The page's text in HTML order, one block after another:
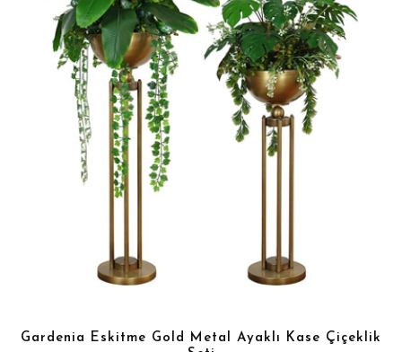
Gardenia Eskitme Gold Metal Ayaklı Kase Çiçeklik